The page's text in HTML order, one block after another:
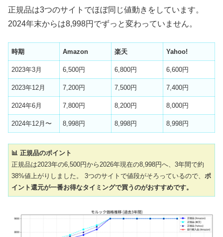
正規品は3つのサイトでほぼ同じ値動きをしています。
2024年末からは8,998円でずっと変わっていません。
時期 Amazon 楽天 Yahoo!
2023年3月 6,500円 6,800円 6,600円
2023年12月 7,200円 7,500円 7,400円
2024年6月 7,800円 8,200円 8,000円
2024年12月〜 8,998円 8,998円 8,998円
📊 正規品のポイント
正規品は2023年の6,500円から2026年現在の8,998円へ、3年間で約
38%値上がりしました。 3つのサイトで値段がそろっているので、 ポ
イント還元が一番お得なタイミングで買うのがおすすめです。